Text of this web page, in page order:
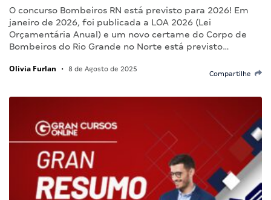
O concurso Bombeiros RN está previsto para 2026! Em
janeiro de 2026, foi publicada a LOA 2026 (Lei
Orçamentária Anual) e um novo certame do Corpo de
Bombeiros do Rio Grande no Norte está previsto…
Olivia Furlan • 8 de Agosto de 2025
Compartilhe